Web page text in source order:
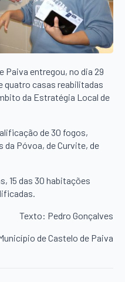
Paiva entregou, no dia 29
quatro casas reabilitadas
da Estratégia Local de
de 30 fogos,
Póvoa, de Curvite, de
15 das 30 habitações
Texto: Pedro Gonçalves
de Castelo de Paiva